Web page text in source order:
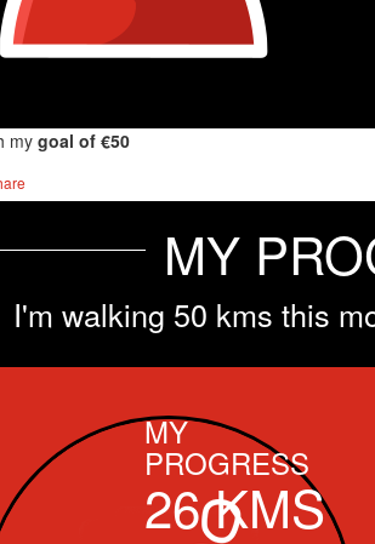
my goal of €50
MY
I'm walking 50 kms this
MY
PROGRESS
26KMS